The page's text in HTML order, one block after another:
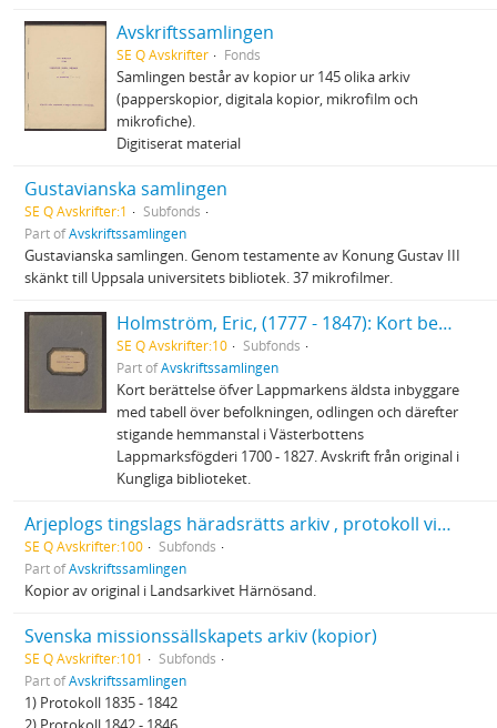
Avskriftssamlingen
SE Q Avskrifter Fonds
Samlingen består av kopior ur 145 olika arkiv
(papperskopior, digitala kopior, mikrofilm och
mikrofiche).
Digitiserat material
Gustavianska samlingen
SE Q Avskrifter:1
Subfonds
Part ofAvskriftssamlingen
Gustavianska samlingen. Genom testamente av Konung Gustav III
skänkt till Uppsala universitets bibliotek. 37 mikrofilmer.
Holmström, Eric, (1777 - 1847): Kort berättelse öfver Lappmarkens äldsta inbyggare... 1700 - 1827
SE Q Avskrifter:10
Subfonds
Part ofAvskriftssamlingen
Kort berättelse öfver Lappmarkens äldsta inbyggare
med tabell över befolkningen, odlingen och därefter
stigande hemmanstal i Västerbottens
Lappmarksfögderi 1700 - 1827. Avskrift från original i
Kungliga biblioteket.
Arjeplogs tingslags häradsrätts arkiv , protokoll vid urtima ting och extra förrättningar 1803
SE Q Avskrifter:100
Subfonds
Part ofAvskriftssamlingen
Kopior av original i Landsarkivet Härnösand.
Svenska missionssällskapets arkiv (kopior)
SE Q Avskrifter:101
Subfonds
Part ofAvskriftssamlingen
1) Protokoll 1835 - 1842